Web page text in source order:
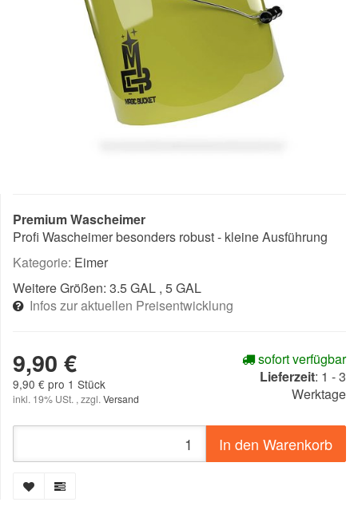
Premium Wascheimer
Profi Wascheimer besonders robust - kleine Ausführung
Kategorie: Eimer
Weitere Größen: 3.5 GAL , 5 GAL
Infos zur aktuellen Preisentwicklung
9,90 €
9,90 € pro 1 Stück
inkl. 19% USt. , zzgl. Versand
sofort verfügbar
Lieferzeit: 1 - 3
Werktage
In den Warenkorb